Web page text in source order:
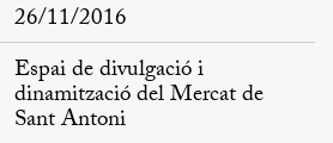
26/11/2016
Espai de divulgació i
dinamització del Mercat de
Sant Antoni